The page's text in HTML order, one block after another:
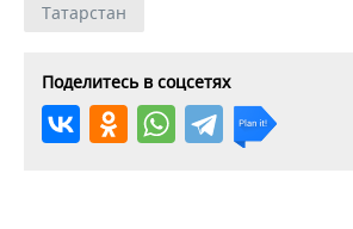
Татарстан
Поделитесь в соцсетях